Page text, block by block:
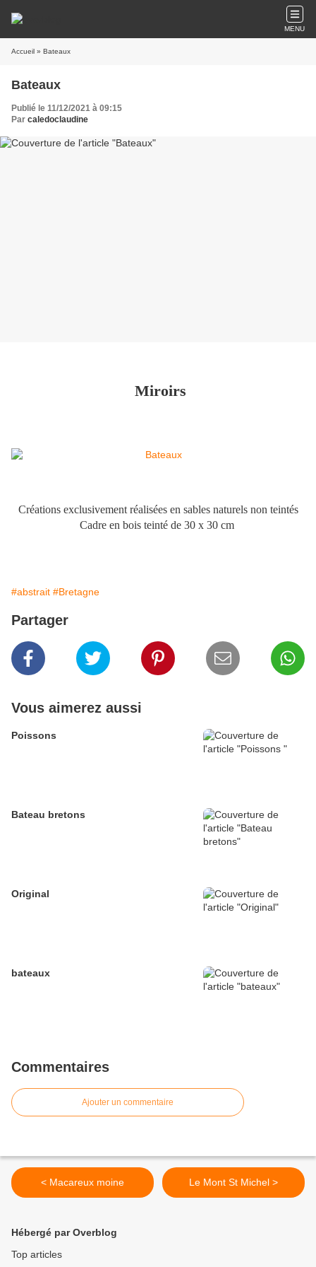
MENU
Accueil » Bateaux
Bateaux
Publié le 11/12/2021 à 09:15
Par caledoclaudine
Miroirs
Créations exclusivement réalisées en sables naturels non teintés
Cadre en bois teinté de 30 x 30 cm
#abstrait #Bretagne
Partager
Vous aimerez aussi
Poissons
Bateau bretons
Original
bateaux
Commentaires
Ajouter un commentaire
< Macareux moine Le Mont St Michel >
Hébergé par Overblog
Top articles